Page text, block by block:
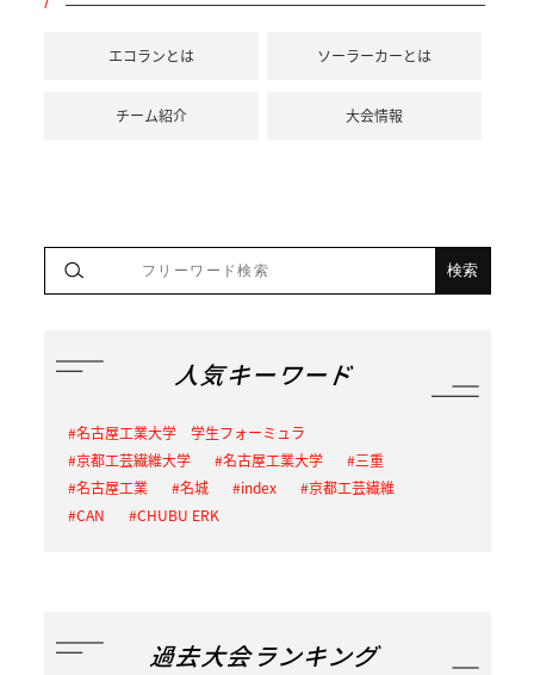
エコランとは ソーラーカーとは
チーム紹介 大会情報
人気キーワード
名古屋工業大学 学生フォーミュラ
京都工芸繊維大学
名古屋工業大学
三重
名古屋工業
名城 index
京都工芸繊維
CAN
CHUBU ERK
過去大会ランキング